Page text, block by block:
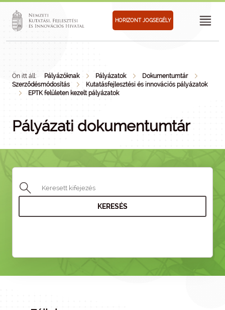
HORIZONT JOGSEGÉLY
Ön itt áll: Pályázóknak Pályázatok
Dokumentumtár
Szerződésmódosítás
Kutatásfejlesztési és innovációs pályázatok
EPTK felületen kezelt pályázatok
Pályázati dokumentumtár
KERESÉS